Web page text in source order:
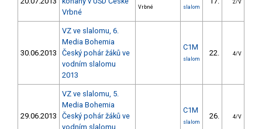
Vrbné
Vrbné
slalom
2/V
30.06.2013
VZ ve slalomu, 6.
Media Bohemia
Český pohár žáků ve
vodním slalomu
2013
C1M
slalom
22. 4/V
29.06.2013
VZ ve slalomu, 5.
Media Bohemia
Český pohár žáků ve
vodním slalomu
C1M
slalom
26. 4/V